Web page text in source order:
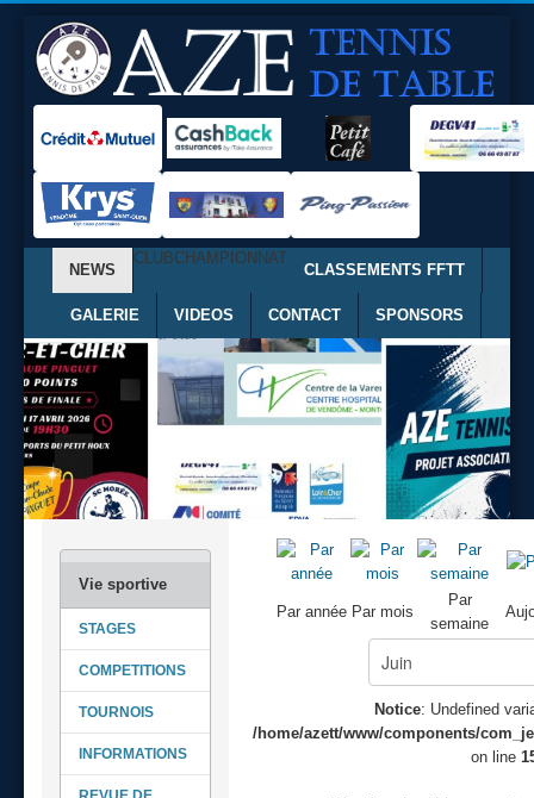
NEWS
CLUBCHAMPIONNAT
CLASSEMENTS FFTT
GALERIE VIDEOS CONTACT SPONSORS
STAGES
COMPETITIONS
TOURNOIS
INFORMATIONS
Par année Par mois
Par
semaine
Notice: Undefined
/home/azett/www/components/
on line